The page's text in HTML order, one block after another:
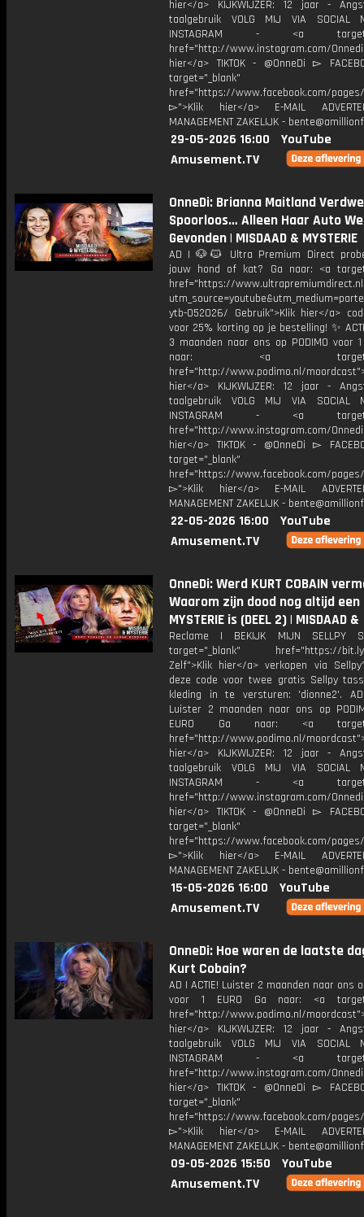
hier</a> KIJKWIJZER: 12 jaar -
taalgebruik VOLG MIJ VIA SOCIAL
INSTAGRAM - <a
href="http://www.instagram.com/
hier</a> TIKTOK - @OnneDi ▻
target="_blank"
href="https://www.facebook.com/pages/
▻">Klik hier</a> E-MAIL
MANAGEMENT ZAKELIJK -
29-05-2026 16:00
YouTube
Amusement.TV
OnneDi: Brianna Maitland
Spoorloos… Alleen Haar Auto
Gevonden | MISDAAD & MYSTERIE
AD | 🐶🐱 Ultra Premium Direct
jouw hond of kat? Ga naar: <a
href="https://
ytb-052026/ Gebruik">Klik hier</a>
voor 25% korting op je bestelling! ✨
3 maanden naar ons op PODIMO voor 1
naar: <a
href="http://www.podimo.nl/
hier</a> KIJKWIJZER: 12 jaar -
taalgebruik VOLG MIJ VIA SOCIAL
INSTAGRAM - <a
href="http://www.instagram.com/
hier</a> TIKTOK - @OnneDi ▻
target="_blank"
href="https://www.facebook.com/pages/
▻">Klik hier</a> E-MAIL
MANAGEMENT ZAKELIJK -
22-05-2026 16:00
YouTube
Amusement.TV
OnneDi: Werd KURT COBAIN
Waarom zijn dood nog altijd een
MYSTERIE is (DEEL 2) | MISDAAD &
Reclame | BEKIJK MIJN SELLPY
target="_blank" href="https://bit.ly/
Zelf">Klik hier</a> verkopen via
deze code voor twee gratis Sellpy
kleding in te versturen: 'dionne2'.
Luister 2 maanden naar ons op
EURO Ga naar: <a
href="http://www.podimo.nl/
hier</a> KIJKWIJZER: 12 jaar -
taalgebruik VOLG MIJ VIA SOCIAL
INSTAGRAM - <a
href="http://www.instagram.com/
hier</a> TIKTOK - @OnneDi ▻
target="_blank"
href="https://www.facebook.com/pages/
▻">Klik hier</a> E-MAIL
MANAGEMENT ZAKELIJK -
15-05-2026 16:00
YouTube
Amusement.TV
OnneDi: Hoe waren de laatste
Kurt Cobain?
AD | ACTIE! Luister 2 maanden naar ons
voor 1 EURO Ga naar: <a
href="http://www.podimo.nl/
hier</a> KIJKWIJZER: 12 jaar -
taalgebruik VOLG MIJ VIA SOCIAL
INSTAGRAM - <a
href="http://www.instagram.com/
hier</a> TIKTOK - @OnneDi ▻
target="_blank"
href="https://www.facebook.com/pages/
▻">Klik hier</a> E-MAIL
MANAGEMENT ZAKELIJK -
09-05-2026 15:50
YouTube
Amusement.TV